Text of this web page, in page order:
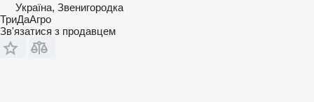
Україна, Звенигородка
ТриДаАгро
Зв'язатися з продавцем